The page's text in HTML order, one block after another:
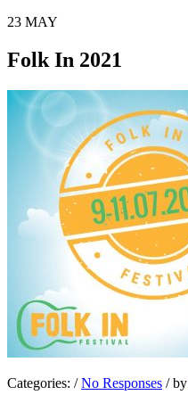
23 MAY
Folk In 2021
Categories: / No Responses /by